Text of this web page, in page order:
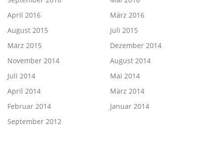
April 2016
März 2016
August 2015
Juli 2015
März 2015
Dezember 2014
November 2014
August 2014
Juli 2014
Mai 2014
April 2014
März 2014
Februar 2014
Januar 2014
September 2012